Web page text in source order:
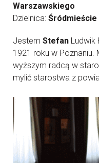
Warszawskiego
Dzielnica: Śródmieście
Jestem Stefan Ludwik
1921 roku w Poznaniu.
wyższym radcą w
mylić starostwa z